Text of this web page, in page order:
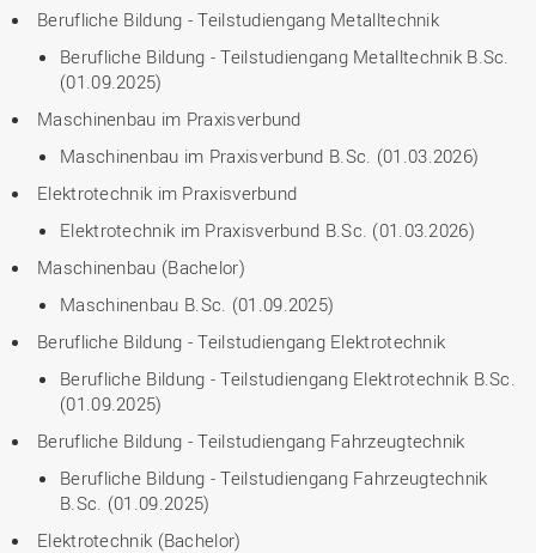
Berufliche Bildung - Teilstudiengang Metalltechnik
Berufliche Bildung - Teilstudiengang Metalltechnik B.Sc.
(01.09.2025)
Maschinenbau im Praxisverbund
Maschinenbau im Praxisverbund B.Sc. (01.03.2026)
Elektrotechnik im Praxisverbund
Elektrotechnik im Praxisverbund B.Sc. (01.03.2026)
Maschinenbau (Bachelor)
Maschinenbau B.Sc. (01.09.2025)
Berufliche Bildung - Teilstudiengang Elektrotechnik
Berufliche Bildung - Teilstudiengang Elektrotechnik B.Sc.
(01.09.2025)
Berufliche Bildung - Teilstudiengang Fahrzeugtechnik
Berufliche Bildung - Teilstudiengang Fahrzeugtechnik
B.Sc. (01.09.2025)
Elektrotechnik (Bachelor)